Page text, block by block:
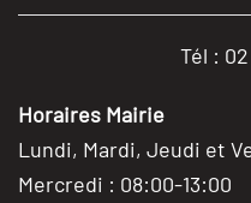
Tél :
Horaires Mairie
Lundi, Mardi, Jeudi et
Mercredi : 08:00-13:00